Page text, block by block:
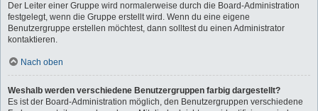
Der Leiter einer Gruppe wird normalerweise durch die Board-Administration
festgelegt, wenn die Gruppe erstellt wird. Wenn du eine eigene
Benutzergruppe erstellen möchtest, dann solltest du einen Administrator
kontaktieren.
Nach oben
Weshalb werden verschiedene Benutzergruppen farbig dargestellt?
Es ist der Board-Administration möglich, den Benutzergruppen verschiedene